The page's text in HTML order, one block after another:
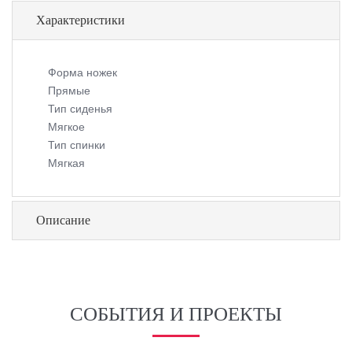
Характеристики
Форма ножек
Прямые
Тип сиденья
Мягкое
Тип спинки
Мягкая
Описание
СОБЫТИЯ И ПРОЕКТЫ